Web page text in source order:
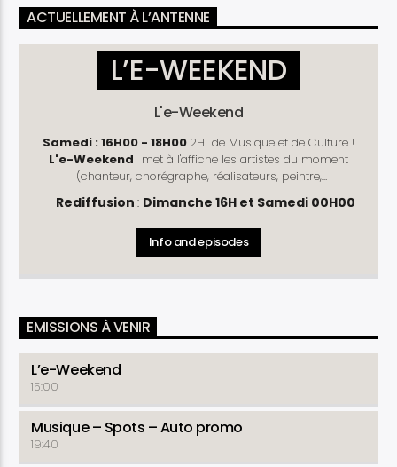
ACTUELLEMENT À L’ANTENNE
L’E-WEEKEND
L'e-Weekend
Samedi : 16H00 - 18H00 2H de Musique et de Culture !
L'e-Weekend met à l'affiche les artistes du moment
(chanteur, chorégraphe, réalisateurs, peintre,
photographe, cinéaste .....) !
Découvrez les dernières
sorties musicales et les dernières actualités du monde
culturel. Les succès d'antan y ont aussi leur place avec la
rubrique " le bon vieux Temps ".Genre
Fréquence: HebdomadaireDurée
Rediffusion : Dimanche 16H et Samedi 00H00
Info and episodes
EMISSIONS À VENIR
L’e-Weekend
15:00
Musique – Spots – Auto promo
19:40